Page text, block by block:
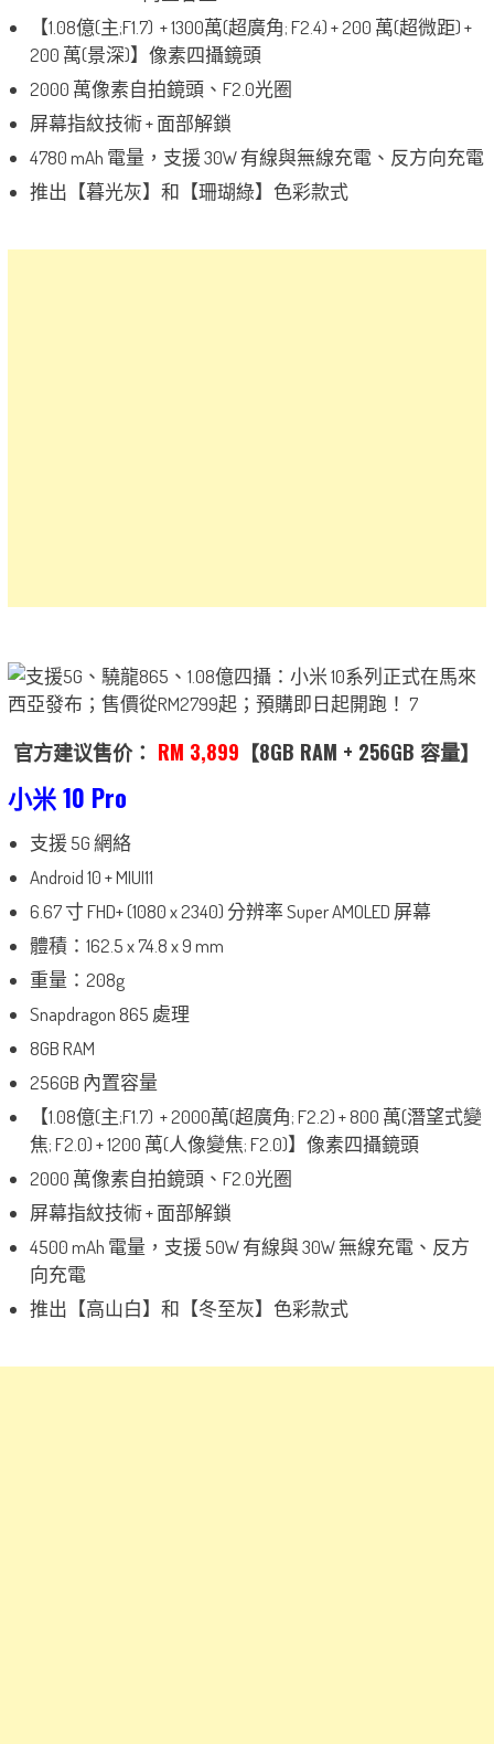
【1.08億(主;F1.7) + 1300萬(超廣角; F2.4) + 200 萬(超微距) +
200 萬(景深)】像素四攝鏡頭
2000 萬像素自拍鏡頭、F2.0光圈
屏幕指紋技術 + 面部解鎖
4780 mAh 電量，支援 30W 有線與無線充電、反方向充電
推出【暮光灰】和【珊瑚綠】色彩款式
官方建议售价： RM 3,899 【8GB RAM + 256GB 容量】
小米 10 Pro
支援 5G 網絡
Android 10 + MIUI11
6.67 寸 FHD+ (1080 x 2340) 分辨率 Super AMOLED 屏幕
體積：162.5 x 74.8 x 9 mm
重量：208g
Snapdragon 865 處理
8GB RAM
256GB 內置容量
【1.08億(主;F1.7) + 2000萬(超廣角; F2.2) + 800 萬(潛望式變
焦; F2.0) + 1200 萬(人像變焦; F2.0)】像素四攝鏡頭
2000 萬像素自拍鏡頭、F2.0光圈
屏幕指紋技術 + 面部解鎖
4500 mAh 電量，支援 50W 有線與 30W 無線充電、反方
向充電
推出【高山白】和【冬至灰】色彩款式